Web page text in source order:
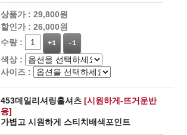
상품가 : 29,800원
할인가 : 26,000원
수량 :
+1 -1
색상 :
사이즈 :
453데일리셔링훌셔츠 [시원하게-뜨거운반
응]
가볍고 시원하게 스티치배색포인트